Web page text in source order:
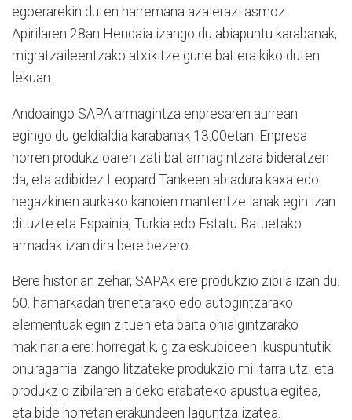
egoerarekin duten harremana azalerazi asmoz.
Apirilaren 28an Hendaia izango du abiapuntu karabanak,
migratzaileentzako atxikitze gune bat eraikiko duten
lekuan.
Andoaingo SAPA armagintza enpresaren aurrean
egingo du geldialdia karabanak 13:00etan. Enpresa
horren produkzioaren zati bat armagintzara bideratzen
da, eta adibidez Leopard Tankeen abiadura kaxa edo
hegazkinen aurkako kanoien mantentze lanak egin izan
dituzte eta Espainia, Turkia edo Estatu Batuetako
armadak izan dira bere bezero.
Bere historian zehar, SAPAk ere produkzio zibila izan du.
60. hamarkadan trenetarako edo autogintzarako
elementuak egin zituen eta baita ohialgintzarako
makinaria ere: horregatik, giza eskubideen ikuspuntutik
onuragarria izango litzateke produkzio militarra utzi eta
produkzio zibilaren aldeko erabateko apustua egitea,
eta bide horretan erakundeen laguntza izatea.